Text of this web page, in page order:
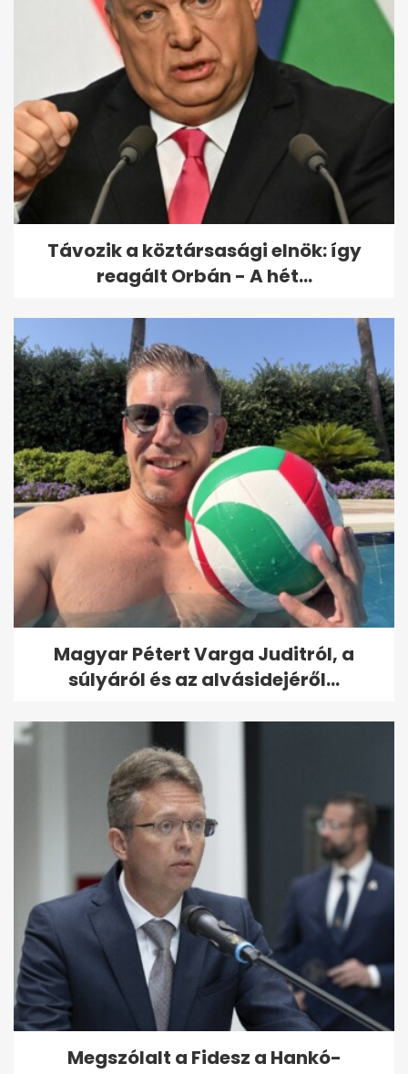
Távozik a köztársasági elnök: így
reagált Orbán - A hét...
Magyar Pétert Varga Juditról, a
súlyáról és az alvásidejéről...
Megszólalt a Fidesz a Hankó-